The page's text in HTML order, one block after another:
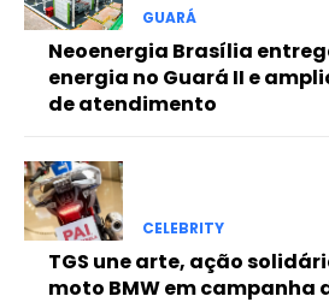
Nullam eu erat condimentum
Donec quis est ac felis
Orci varius natoque dolor
Pro
Full member access:
Etiam est nibh, lobortis sit
GUARÁ
Neoenergia Brasília
energia no Guará II e
de atendimento
CELEBRITY
TGS une arte, ação
moto BMW em campanha